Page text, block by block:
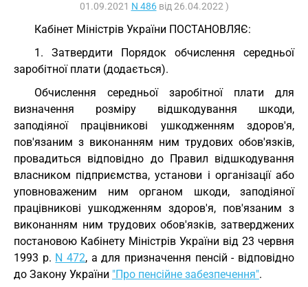
01.09.2021 N 486від 26.04.2022 )
Кабінет Міністрів України ПОСТАНОВЛЯЄ:
1. Затвердити Порядок обчислення середньої
заробітної плати (додається).
Обчислення середньої заробітної плати для
визначення розміру відшкодування шкоди,
заподіяної працівникові ушкодженням здоров'я,
пов'язаним з виконанням ним трудових обов'язків,
провадиться відповідно до Правил відшкодування
власником підприємства, установи і організації або
уповноваженим ним органом шкоди, заподіяної
працівникові ушкодженням здоров'я, пов'язаним з
виконанням ним трудових обов'язків, затверджених
постановою Кабінету Міністрів України від 23 червня
1993 р. N 472, а для призначення пенсій - відповідно
до Закону України "Про пенсійне забезпечення".